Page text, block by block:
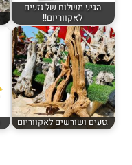
הגיע משלוח של גזעים
לאקווריום!!
גזעים ושורשים לאקווריום